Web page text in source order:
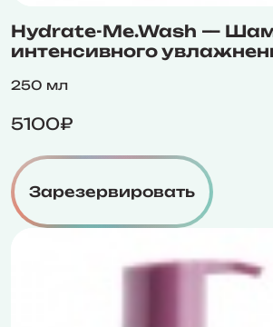
Hydrate-Me.Wash —
интенсивного
250 мл
5100₽
Зарезервировать